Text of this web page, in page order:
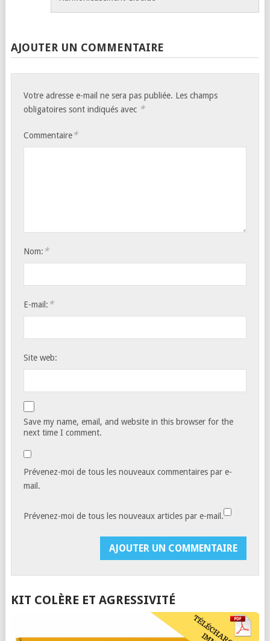
AJOUTER UN COMMENTAIRE
Votre adresse e-mail ne sera pas publiée. Les champs
obligatoires sont indiqués avec *
Commentaire*
Nom: *
E-mail: *
Site web:
Save my name, email, and website in this browser for the
next time I comment.
Prévenez-moi de tous les nouveaux commentaires par e-
mail.
Prévenez-moi de tous les nouveaux articles par e-mail.
KIT COLÈRE ET AGRESSIVITÉ